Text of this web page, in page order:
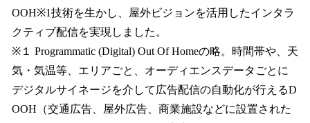
OOH※1技術を生かし、屋外ビジョンを活用したインタラ
クティブ配信を実現しました。
※１ Programmatic (Digital) Out Of Homeの略。時間帯や、天
気・気温等、エリアごと、オーディエンスデータごとに
デジタルサイネージを介して広告配信の自動化が行えるD
OOH（交通広告、屋外広告、商業施設などに設置された